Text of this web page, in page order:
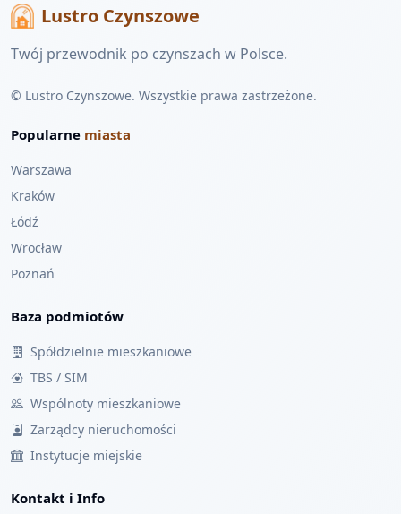
Lustro Czynszowe
Twój przewodnik po czynszach w Polsce.
© Lustro Czynszowe. Wszystkie prawa zastrzeżone.
Popularne miasta
Warszawa
Kraków
Łódź
Wrocław
Poznań
Baza podmiotów
Spółdzielnie mieszkaniowe
TBS / SIM
Wspólnoty mieszkaniowe
Zarządcy nieruchomości
Instytucje miejskie
Kontakt i Info